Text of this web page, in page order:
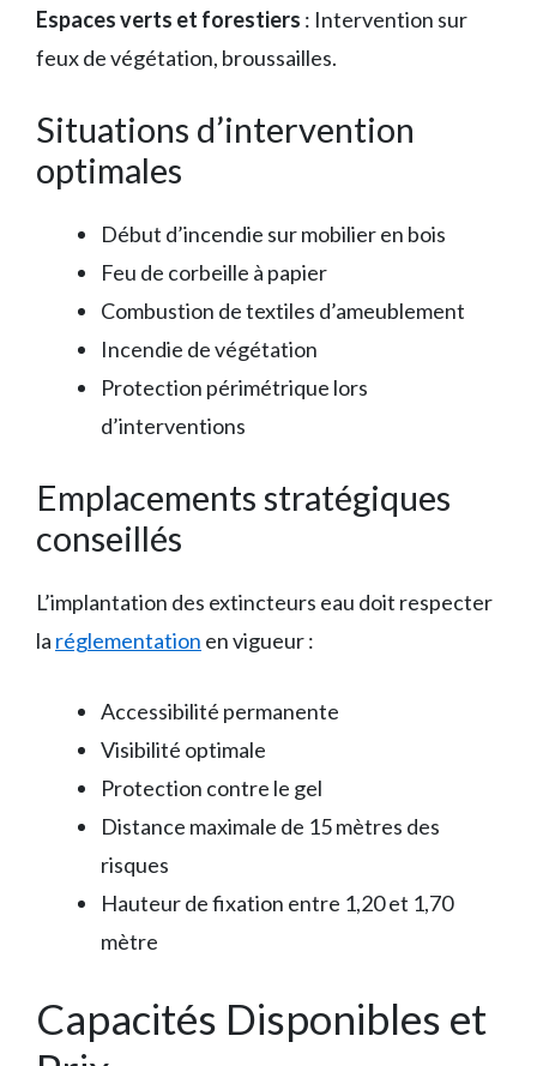
Espaces verts et forestiers : Intervention sur
feux de végétation, broussailles.
Situations d’intervention
optimales
Début d’incendie sur mobilier en bois
Feu de corbeille à papier
Combustion de textiles d’ameublement
Incendie de végétation
Protection périmétrique lors
d’interventions
Emplacements stratégiques
conseillés
L’implantation des extincteurs eau doit respecter
la réglementation en vigueur :
Accessibilité permanente
Visibilité optimale
Protection contre le gel
Distance maximale de 15 mètres des
risques
Hauteur de fixation entre 1,20 et 1,70
mètre
Capacités Disponibles et